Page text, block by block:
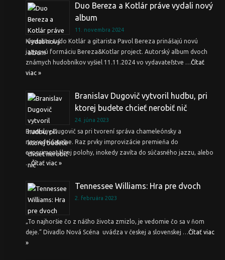
Duo Bereza a Kotlár práve vydali nový
album
11. novembra 2024
Klavirista Ľudo Kotlár a gitarista Pavol Bereza prinášajú novú
jazzovú formáciu Bereza&Kotlar project. Autorský album dvoch
známych hudobníkov vyšiel 11.11.2024 vo vydavateľstve … Čítať
viac »
Branislav Dugovič vytvoril hudbu, pri
ktorej budete chcieť nerobiť nič
24. júna 2023
Branislav Dugovič sa pri tvorení správa chameleónsky a
nepredvídateľne. Raz prvky improvizácie premieňa do
experimentálnej polohy, inokedy zavíta do súčasného jazzu, alebo
…Čítať viac »
Tennessee Williams: Hra pre dvoch
2. februára 2023
„To najhoršie čo z nášho života zmizlo, je vedomie čo sa v ňom
deje.“ Divadlo Nová Scéna uvádza v českej a slovenskej … Čítať viac
»